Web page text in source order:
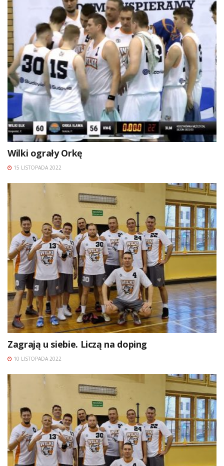
Wilki ograły Orkę
15 LISTOPADA 2022
Zagrają u siebie. Liczą na doping
10 LISTOPADA 2022